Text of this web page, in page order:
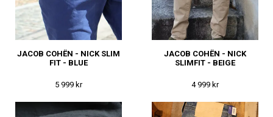
JACOB COHËN - NICK SLIM
FIT - BLUE
5 999 kr
JACOB COHËN - NICK
SLIMFIT - BEIGE
4 999 kr